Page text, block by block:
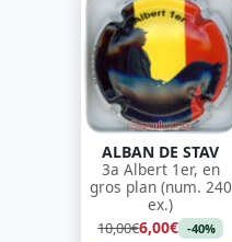
ALBAN DE STAV
3a Albert 1er, en
gros plan (num. 240
ex.)
10,00€6,00€ -40%